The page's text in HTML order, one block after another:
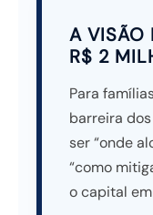
A VISÃO
R$ 2
Para
barreira
ser “onde
“como
o capital